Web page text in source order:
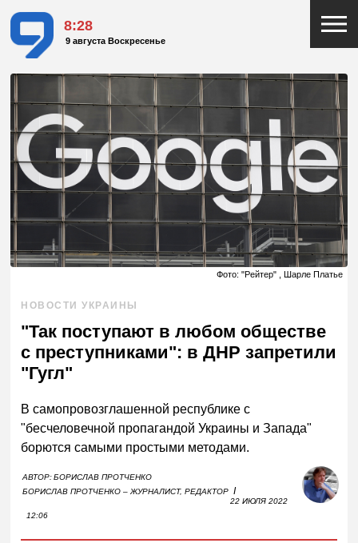
8:28
9 августа Воскресенье
Фото: "Рейтер" , Шарле Платье
НОВОСТИ УКРАИНЫ
"Так поступают в любом обществе
с преступниками": в ДНР запретили
"Гугл"
В самопровозглашенной республике с
"бесчеловечной пропагандой Украины и Запада"
борются самыми простыми методами.
АВТОР:БОРИСЛАВ ПРОТЧЕНКО
БОРИСЛАВ ПРОТЧЕНКО – ЖУРНАЛИСТ, РЕДАКТОР I
22 ИЮЛЯ 2022
12:06